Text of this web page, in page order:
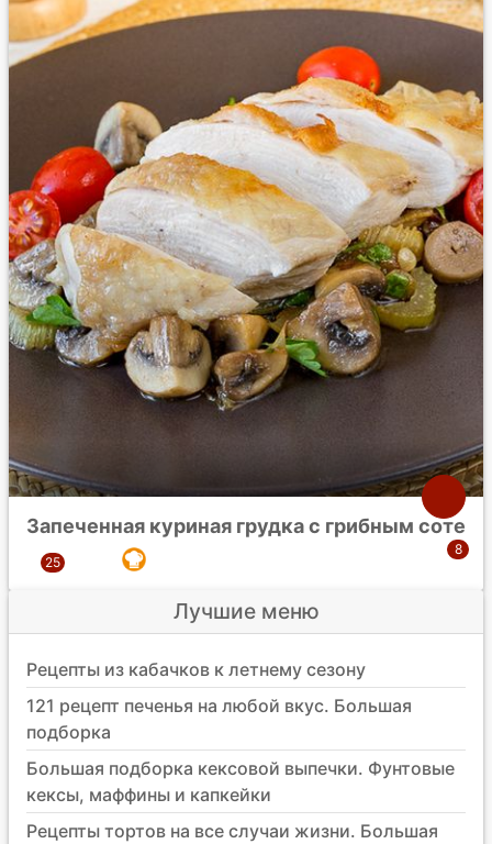
Запеченная куриная грудка с грибным соте
Лучшие меню
Рецепты из кабачков к летнему сезону
121 рецепт печенья на любой вкус. Большая
подборка
Большая подборка кексовой выпечки. Фунтовые
кексы, маффины и капкейки
Рецепты тортов на все случаи жизни. Большая